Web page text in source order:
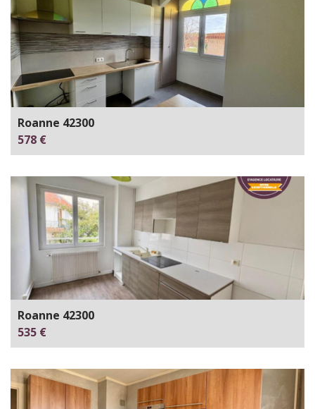
Roanne 42300
578 €
Roanne 42300
535 €